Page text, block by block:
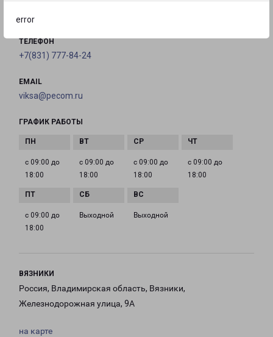
error
на карте
ТЕЛЕФОН
+7(831) 777-84-24
EMAIL
viksa@pecom.ru
ГРАФИК РАБОТЫ
с 09:00 до
18:00
с 09:00 до
18:00
с 09:00 до
18:00
с 09:00 до
18:00
с 09:00 до
18:00
Выходной Выходной
ВЯЗНИКИ
Россия, Владимирская область, Вязники,
Железнодорожная улица, 9А
на карте